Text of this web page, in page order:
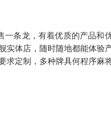
一条龙，有着优质的产品和
实体店，随时随地都能体验
求定制，多种牌具何程序麻